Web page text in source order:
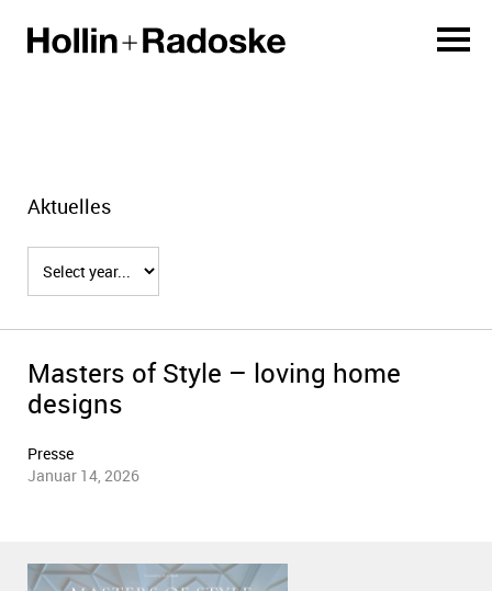
Aktuelles
Masters of Style – loving home
designs
Presse
Januar 14, 2026